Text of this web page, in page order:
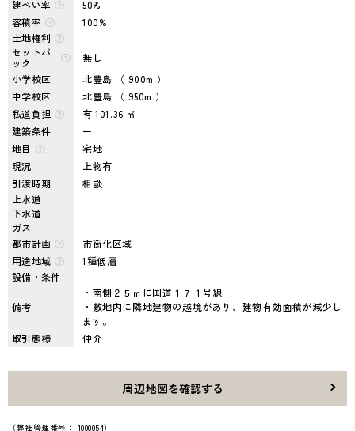
建ぺい率
50%
容積率
100%
土地権利
セットバ
ック
無し
小学校区
北豊島 （ 900m ）
中学校区
北豊島 （ 950m ）
私道負担
有 101.36 ㎡
建築条件
ー
地目
宅地
現況
上物有
引渡時期
相談
上水道
下水道
ガス
都市計画
市街化区域
用途地域
1種低層
設備・条件
備考
・南側２５ｍに国道１７１号線
・敷地内に隣地建物の越境があり、建物有効面積が減少し
ます。
取引態様
仲介
周辺地図を確認する
（弊社管理番号： 1000054）